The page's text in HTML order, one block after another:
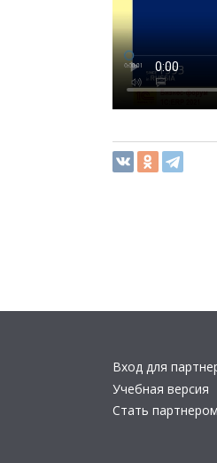
Вход для
Учебная версия
Стать партнером